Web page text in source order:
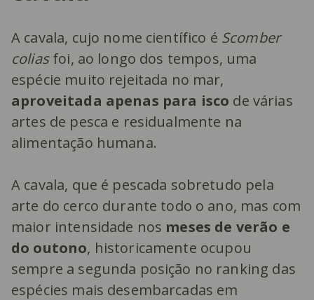
A cavala, cujo nome científico é Scomber
coliasfoi, ao longo dos tempos, uma
espécie muito rejeitada no mar,
aproveitada apenas para isco de várias
artes de pesca e residualmente na
alimentação humana.
A cavala, que é pescada sobretudo pela
arte do cerco durante todo o ano, mas com
maior intensidade nos meses de verão e
do outono, historicamente ocupou
sempre a segunda posição no ranking das
espécies mais desembarcadas em